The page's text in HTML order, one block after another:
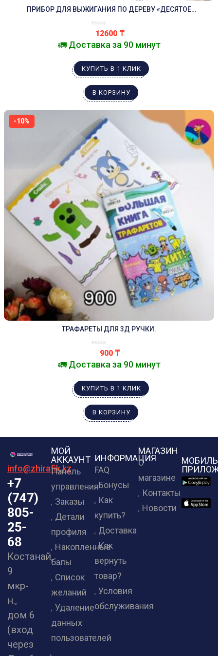
ПРИБОР ДЛЯ ВЫЖИГАНИЯ ПО ДЕРЕВУ «ДЕСЯТОЕ
12600 ₸
🚛 Доставка за 90 минут
КУПИТЬ В 1 КЛИК
В КОРЗИНУ
-10%
ТРАФАРЕТЫ ДЛЯ 3Д РУЧКИ.
900 ₸
🚛 Доставка за 90 минут
КУПИТЬ В 1 КЛИК
В КОРЗИНУ
info@zhirafik.kz
+7
(747)
805-
25-
68
Костанай,
9
мкр-
н.,
дом 6
(вход
через
МОЙ
АККАУНТ
Панель
управления
Заказы
Детали
профиля
Накопленные
балы
Список
желаний
Удаление
данных
пользователей
ИНФОРМАЦИЯ
FAQ
Бонусы
Как
купить?
Доставка
Как
вернуть
товар?
Условия
обслуживания
МАГАЗИН
О
магазине
Контакты
Новости